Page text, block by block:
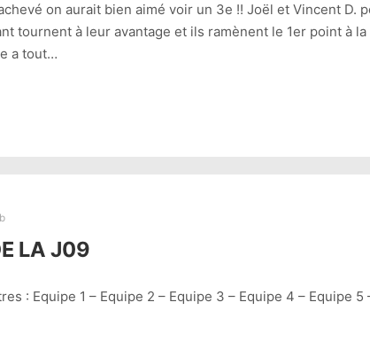
on aurait bien aimé voir un 3e !! Joël et Vincent
tournent à leur avantage et ils ramènent le 1er point à
a tout…
LA J09
: Equipe 1 – Equipe 2 – Equipe 3 – Equipe 4 – Equipe 5